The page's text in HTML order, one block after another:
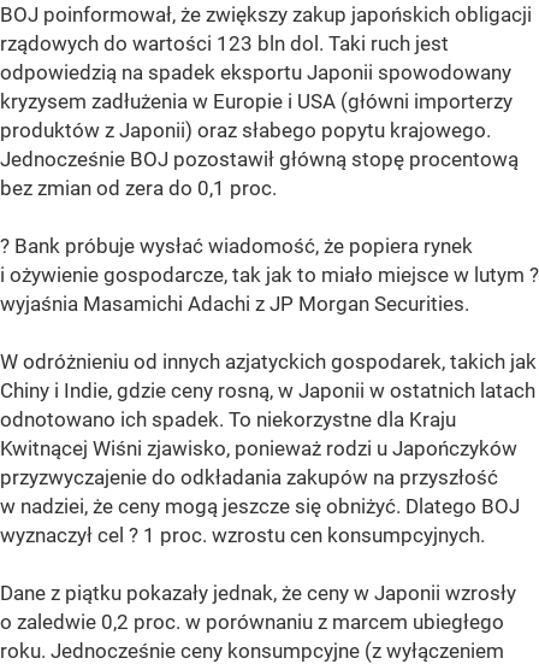
BOJ poinformował, że zwiększy zakup japońskich obligacji
rządowych do wartości 123 bln dol. Taki ruch jest
odpowiedzią na spadek eksportu Japonii spowodowany
kryzysem zadłużenia w Europie i USA (główni importerzy
produktów z Japonii) oraz słabego popytu krajowego.
Jednocześnie BOJ pozostawił główną stopę procentową
bez zmian od zera do 0,1 proc.
? Bank próbuje wysłać wiadomość, że popiera rynek
i ożywienie gospodarcze, tak jak to miało miejsce w lutym ?
wyjaśnia Masamichi Adachi z JP Morgan Securities.
W odróżnieniu od innych azjatyckich gospodarek, takich jak
Chiny i Indie, gdzie ceny rosną, w Japonii w ostatnich latach
odnotowano ich spadek. To niekorzystne dla Kraju
Kwitnącej Wiśni zjawisko, ponieważ rodzi u Japończyków
przyzwyczajenie do odkładania zakupów na przyszłość
w nadziei, że ceny mogą jeszcze się obniżyć. Dlatego BOJ
wyznaczył cel ? 1 proc. wzrostu cen konsumpcyjnych.
Dane z piątku pokazały jednak, że ceny w Japonii wzrosły
o zaledwie 0,2 proc. w porównaniu z marcem ubiegłego
roku. Jednocześnie ceny konsumpcyjne (z wyłączeniem